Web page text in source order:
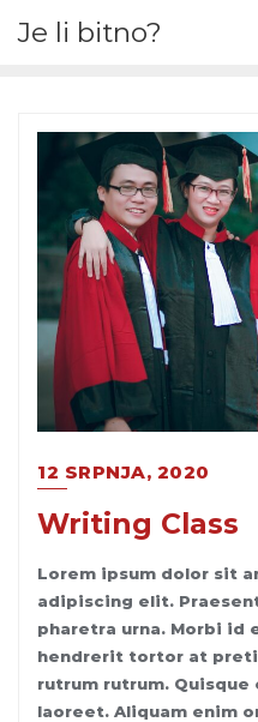
Je li bitno?
12 SRPNJA, 2020
Writing Class
Lorem ipsum dolor sit
adipiscing elit.
pharetra urna. Morbi id
hendrerit tortor at
rutrum rutrum.
laoreet. Aliquam enim